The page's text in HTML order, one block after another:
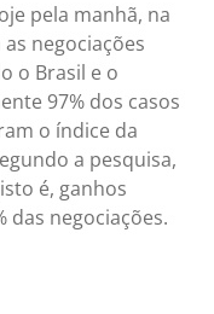
pela manhã, na
negociações
o Brasil e o
97% dos casos
o índice da
a pesquisa,
é, ganhos
das negociações.